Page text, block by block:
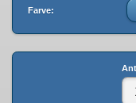
Farve: